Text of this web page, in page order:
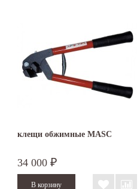
клещи обжимные MASC
34 000 ₽